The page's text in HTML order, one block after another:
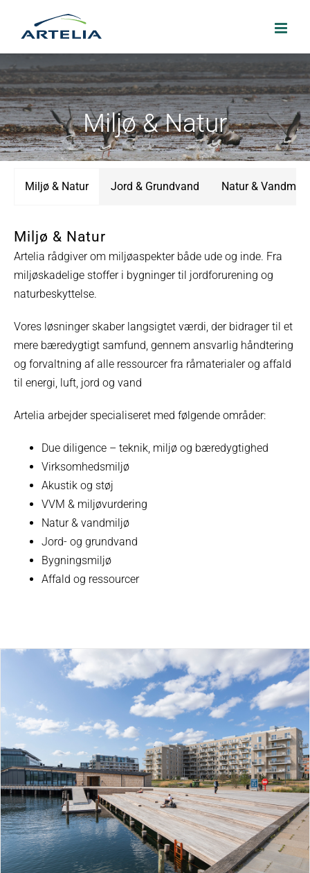
Miljø & Natur
Miljø & Natur Jord & Grundvand Natur & Vandmiljø
Miljø & Natur
Artelia rådgiver om miljøaspekter både ude og inde. Fra
miljøskadelige stoffer i bygninger til jordforurening og
naturbeskyttelse.
Vores løsninger skaber langsigtet værdi, der bidrager til et
mere bæredygtigt samfund, gennem ansvarlig håndtering
og forvaltning af alle ressourcer fra råmaterialer og affald
til energi, luft, jord og vand
Artelia arbejder specialiseret med følgende områder:
Due diligence – teknik, miljø og bæredygtighed
Virksomhedsmiljø
Akustik og støj
VVM & miljøvurdering
Natur & vandmiljø
Jord- og grundvand
Bygningsmiljø
Affald og ressourcer